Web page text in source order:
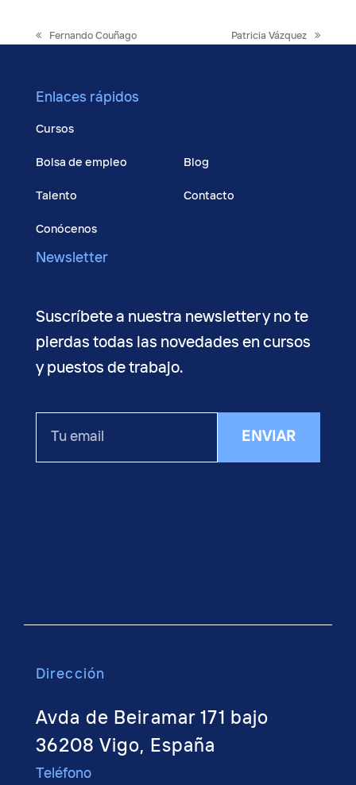
previous
Fernando Couñago
next
Patricia Vázquez
Enlaces rápidos
Cursos
Bolsa de empleo
Talento
Conócenos
Blog
Contacto
Newsletter
Suscríbete a nuestra newsletter y no te
pierdas todas las novedades en cursos
y puestos de trabajo.
ENVIAR
Dirección
Avda de Beiramar 171 bajo
36208 Vigo, España
Teléfono